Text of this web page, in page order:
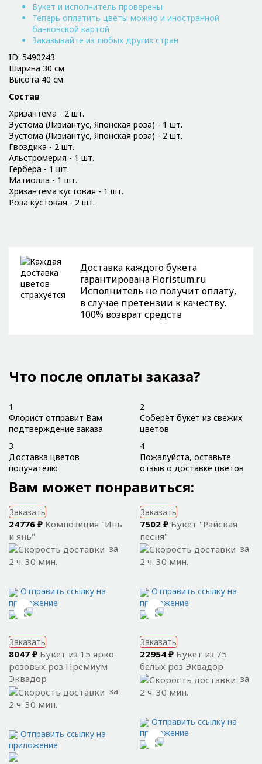
Букет и исполнитель проверены
Теперь оплатить цветы можно и иностранной
банковской картой
Заказывайте из любых других стран
ID: 5490243
Ширина 30 см
Высота 40 см
Состав
Хризантема - 2 шт.
Эустома (Лизиантус, Японская роза) - 1 шт.
Эустома (Лизиантус, Японская роза) - 2 шт.
Гвоздика - 2 шт.
Альстромерия - 1 шт.
Гербера - 1 шт.
Матиолла - 1 шт.
Хризантема кустовая - 1 шт.
Роза кустовая - 2 шт.
Доставка каждого букета
гарантирована Floristum.ru
Исполнитель не получит оплату,
в случае претензии к качеству.
100% возврат средств
Что после оплаты заказа?
1
Флорист отправит Вам
подтверждение заказа
2
Соберёт букет из свежих
цветов
3
Доставка цветов
получателю
4
Пожалуйста, оставьте
отзыв о доставке цветов
Вам может понравиться:
Заказать
24776 ₽ Композиция "Инь
и янь"
за
2 ч. 30 мин.
Отправить ссылку на
приложение
Заказать
7502 ₽ Букет "Райская
песня"
за
2 ч. 30 мин.
Отправить ссылку на
приложение
Заказать
8047 ₽ Букет из 15 ярко-
розовых роз Премиум
Эквадор
за
2 ч. 30 мин.
Отправить ссылку на
приложение
Заказать
22954 ₽ Букет из 75
белых роз Эквадор
за
2 ч. 30 мин.
Отправить ссылку на
приложение